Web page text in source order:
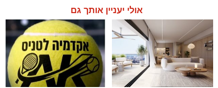
אולי יעניין אותך גם